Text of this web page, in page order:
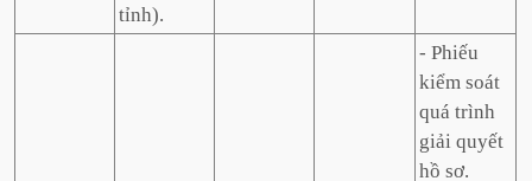
tỉnh).
- Phiếu
kiểm soát
quá trình
giải quyết
hồ sơ.